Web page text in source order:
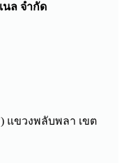
นล จำกัด
แขวงพลับพลา เขต